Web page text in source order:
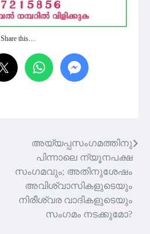
Share this…
അയ്യപ്പസംഗമത്തിനു
പിന്നാലെ ന്യൂനപക്ഷ
സംഗമവും; അതിനുശേഷം
അവിശ്വാസികളുടെയും
നിരീശ്വര വാദികളുടെയും
സംഗമം നടക്കുമോ?